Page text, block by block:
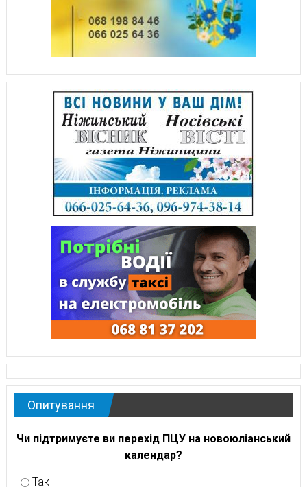
Опитування
Чи підтримуєте ви перехід ПЦУ на новоюліанський
календар?
Так